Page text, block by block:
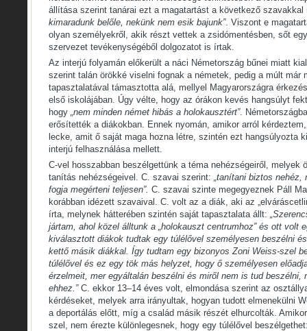
állítása szerint tanárai ezt a magatartást a következő
kimaradunk belőle, nekünk nem esik bajunk”. Viszont e
olyan személyekről, akik részt vettek a zsidómentésben, sőt
szervezet tevékenységéből dolgozatot is írtak.
Az interjú folyamán előkerült a náci Németország bűnei miatt
szerint talán örökké viselni fognak a németek, pedig a múlt már
tapasztalatával támasztotta alá, mellyel Magyarországra
első iskolájában. Úgy vélte, hogy az órákon kevés hangsúlyt
hogy „nem minden német hibás a holokausztért”.
erősítették a diákokban. Ennek nyomán, amikor arról
lecke, amit ő saját maga hozna létre, szintén ezt hangsúlyozta
interjú felhasználása mellett.
C-vel hosszabban beszélgettünk a téma nehézségeiről, melyek
tanítás nehézségeivel. C. szavai szerint: „tanítani biztos
fogja megérteni teljesen”. C. szavai szinte megegyeznek Páll
korábban idézett szavaival. C. volt az a diák, aki az
írta, melynek hátterében szintén saját tapasztalata állt:
jártam, ahol közel álltunk a „holokauszt centrumhoz” és ott volt
kiválasztott diákok tudtak egy túlélővel személyesen beszélni
kettő másik diákkal. Így tudtam egy bizonyos Zoni Weiss-szel
túlélővel és ez egy tök más helyzet, hogy ő személyesen
érzelmeit, mer egyáltalán beszélni és miről nem is tud beszélni,
ehhez.” C. ekkor 13–14 éves volt, elmondása szerint az
kérdéseket, melyek arra irányultak, hogyan tudott elmenekülni
a deportálás előtt, míg a család másik részét elhurcolták.
szel, nem érezte különlegesnek, hogy egy túlélővel